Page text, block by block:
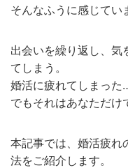
そんなふうに感じてい
出会いを繰り返し、気
てしまう。
婚活に疲れてしまった…
でもそれはあなただけ
本記事では、婚活疲れ
法をご紹介します。